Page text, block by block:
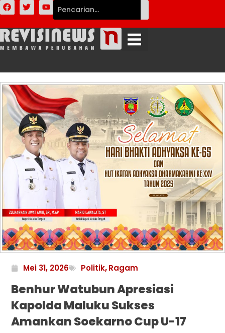
Mei 31, 2026 Politik,Ragam
Benhur Watubun Apresiasi
Kapolda Maluku Sukses
Amankan Soekarno Cup U-17